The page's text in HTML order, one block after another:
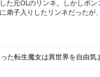
た元OLのリンネ。しかしポ
弟子入りしたリンネだった
世間では魔法は衰退していた
りすぎちゃったかな？」――
を楽しむリンネはいつしか行
始まります！
た転生魔女は異世界を自由気